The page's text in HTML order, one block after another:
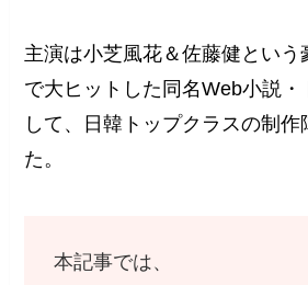
主演は小芝風花＆佐藤健という
で大ヒットした同名Web小説・
して、日韓トップクラスの制作
た。
本記事では、